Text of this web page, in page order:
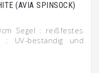
(AVIA SPINSOCK)
Segel : reißfestes
: UV-beständig und